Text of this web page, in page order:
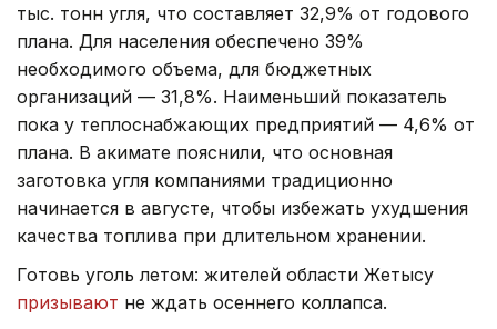
тыс. тонн угля, что составляет 32,9% от годового
плана. Для населения обеспечено 39%
необходимого объема, для бюджетных
организаций — 31,8%. Наименьший показатель
пока у теплоснабжающих предприятий — 4,6% от
плана. В акимате пояснили, что основная
заготовка угля компаниями традиционно
начинается в августе, чтобы избежать ухудшения
качества топлива при длительном хранении.
Готовь уголь летом: жителей области Жетысу
призывают не ждать осеннего коллапса.